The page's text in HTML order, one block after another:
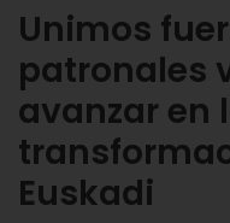
Unimos
patronales
avanzar en
Euskadi